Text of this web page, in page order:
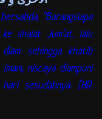
“Barangsiapa
shalat Jum’at, lalu
sehingga khatib
niscaya diampuni
sesudahnya. [HR.